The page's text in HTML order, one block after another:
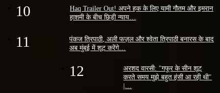
10
Haq Trailer Out! अपने हक के लिए यामी गौतम और इमरान
हाशमी के बीच छिड़ी न्याय…
11
पंकज त्रिपाठी, अली फज़ल और श्वेता त्रिपाठी बनारस के बाद
अब मुंबई में शूट करेंगे…
12
अरशद वारसी: "गफूर के सीन शूट
करते समय मुझे बहुत हंसी आ रही थी"
|…